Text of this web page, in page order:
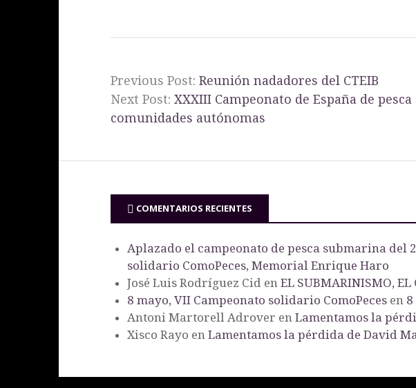
Previous Post: Reunión nadadores del CTEIB
Next Post: XXXIII Campeonato de España de
comunidades autónomas
COMENTARIOS RECIENTES
Aplazado el campeonato de pesca submarina del
solidario ComoPeces, Memorial Enrique Haro
José Luis Rodríguez Cid en EL SUBMARINISMO, EL
8 mayo, VII Campeonato solidario ComoPecesen
Antoni Martorell Adrover en Lamentamos la
Xisco Rayo en Lamentamos la pérdida de David